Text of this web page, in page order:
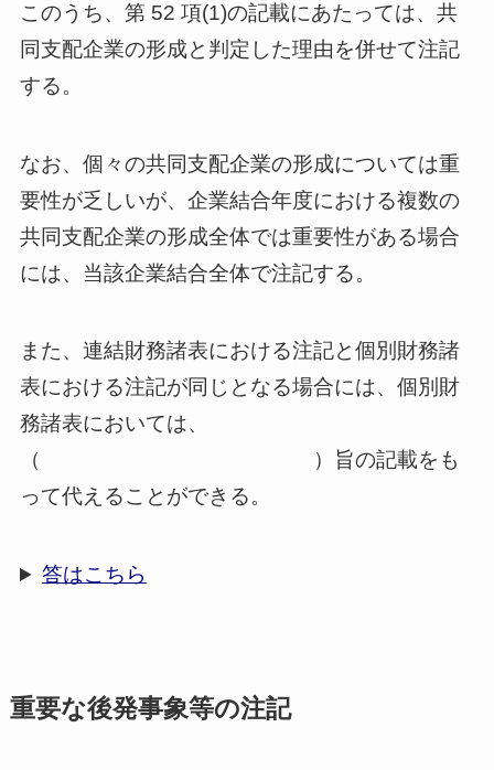
このうち、第 52 項(1)の記載にあたっては、共
同支配企業の形成と判定した理由を併せて注記
する。
なお、個々の共同支配企業の形成については重
要性が乏しいが、企業結合年度における複数の
共同支配企業の形成全体では重要性がある場合
には、当該企業結合全体で注記する。
また、連結財務諸表における注記と個別財務諸
表における注記が同じとなる場合には、個別財
務諸表においては、
（ ）旨の記載をも
って代えることができる。
答はこちら
重要な後発事象等の注記